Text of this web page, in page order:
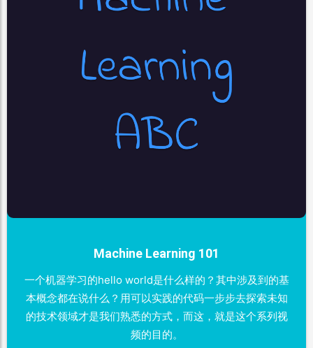
Machine Learning 101
一个机器学习的hello world是什么样的？其中涉及到的基
本概念都在说什么？用可以实践的代码一步步去探索未知
的技术领域才是我们熟悉的方式，而这，就是这个系列视
频的目的。